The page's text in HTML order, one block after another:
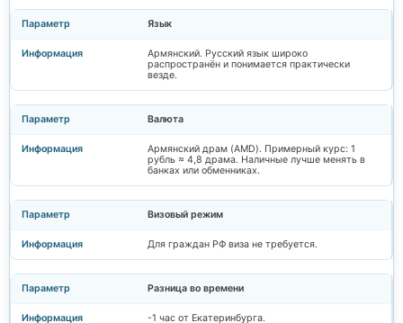
Язык
Армянский. Русский язык широко
распространён и понимается практически
везде.
Валюта
Армянский драм (AMD). Примерный курс: 1
рубль ≈ 4,8 драма. Наличные лучше менять в
банках или обменниках.
Визовый режим
Для граждан РФ виза не требуется.
Разница во времени
-1 час от Екатеринбурга.